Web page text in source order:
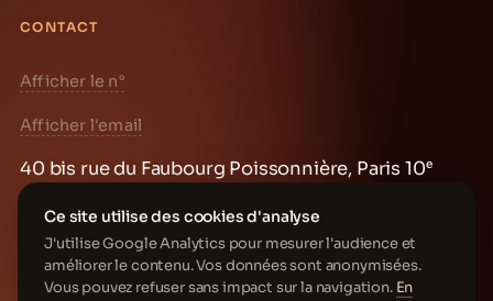
CONTACT
Afficher le n°
Afficher l'email
40 bis rue du Faubourg Poissonnière, Paris 10ᵉ
Prendre rendez-vous →
Ce site utilise des cookies d'analyse
J'utilise Google Analytics pour mesurer l'audience et
améliorer le contenu. Vos données sont anonymisées.
Vous pouvez refuser sans impact sur la navigation. En